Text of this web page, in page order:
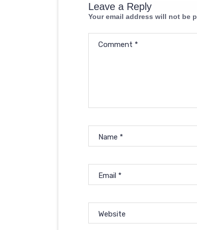
Leave a Reply
Your email address will not be
Comment *
Name *
Email *
Website